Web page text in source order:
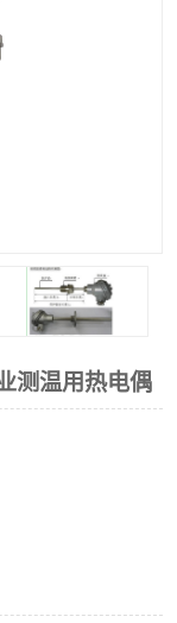
测温用热电偶
感器定制
位仪